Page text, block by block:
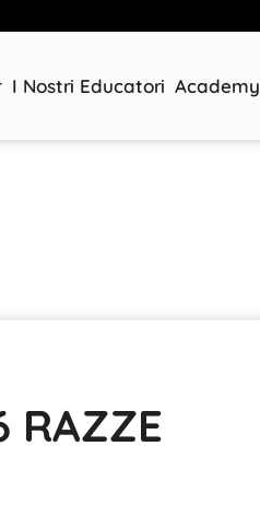
I Nostri Educatori Academy
RAZZE